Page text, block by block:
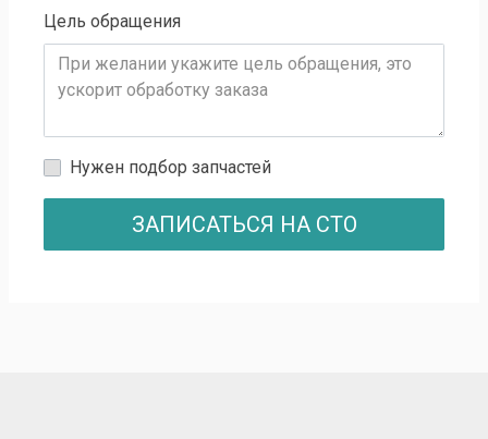
Цель обращения
Нужен подбор запчастей
ЗАПИСАТЬСЯ НА СТО